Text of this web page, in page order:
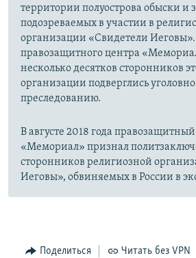
территории полуострова обыски и
подозреваемых в участии в
организации «Свидетели
правозащитного центра
несколько десятков сторонников
организации подверглись
преследованию.
В августе 2018 года
«Мемориал» признал
сторонников религиозной
Иеговы», обвиняемых в России в
Поделиться Читать без VPN